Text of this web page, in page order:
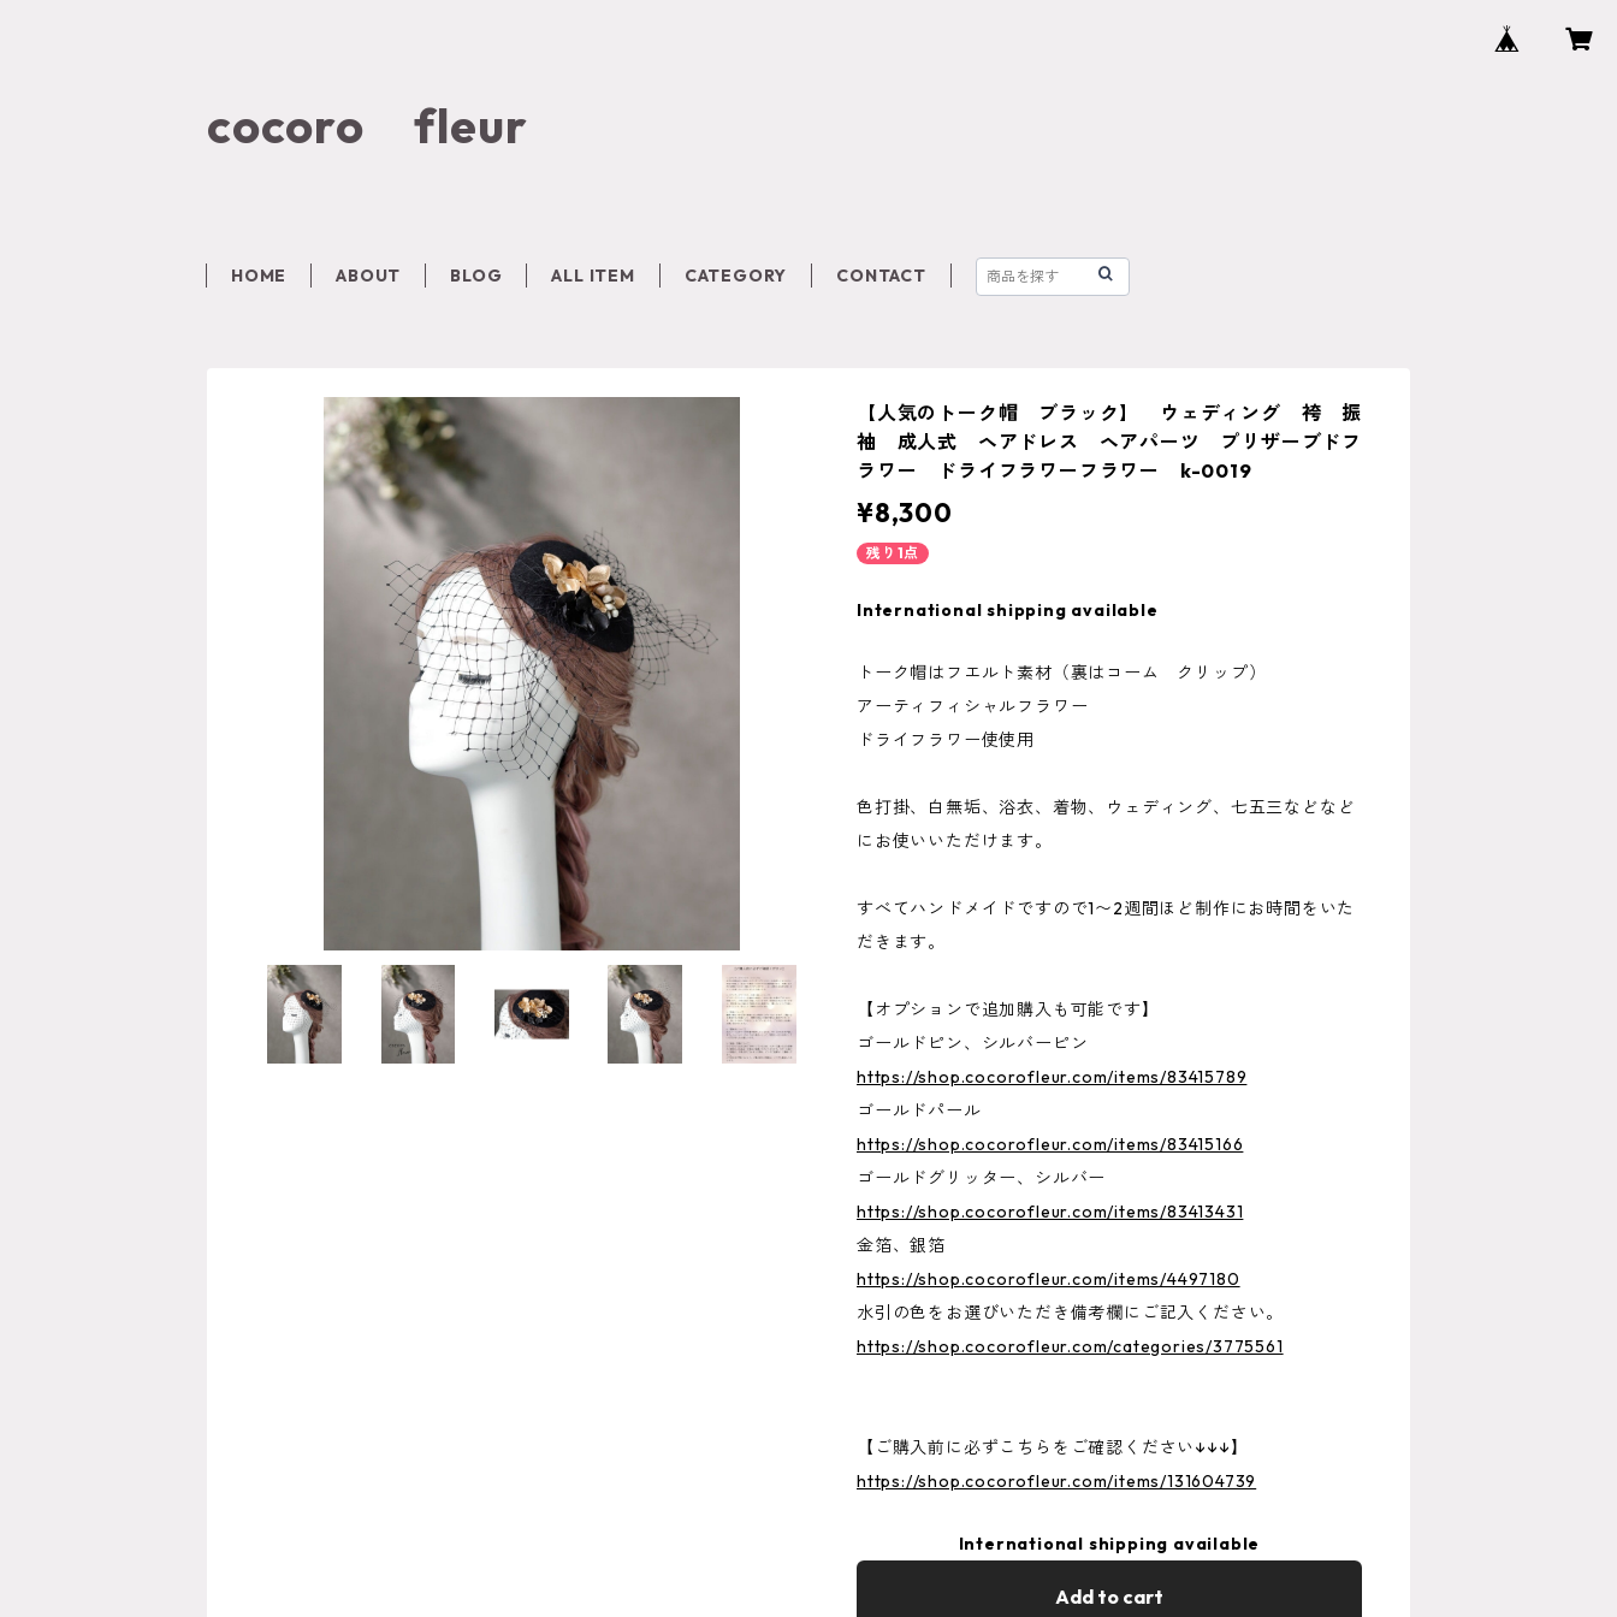
cocoro fleur
HOME ABOUT BLOG ALL ITEM CATEGORY CONTACT
【人気のトーク帽 ブラック】 ウェディング 袴 振
袖 成人式 ヘアドレス ヘアパーツ プリザーブドフ
ラワー ドライフラワーフラワー k-0019
¥8,300
残り1点
International shipping available
トーク帽はフエルト素材（裏はコーム クリップ）
アーティフィシャルフラワー
ドライフラワー使使用
色打掛、白無垢、浴衣、着物、ウェディング、七五三などなど
にお使いいただけます。
すべてハンドメイドですので1〜2週間ほど制作にお時間をいた
だきます。
【オプションで追加購入も可能です】
ゴールドピン、シルバーピン
https://shop.cocorofleur.com/items/83415789
ゴールドパール
https://shop.cocorofleur.com/items/83415166
ゴールドグリッター、シルバー
https://shop.cocorofleur.com/items/83413431
金箔、銀箔
https://shop.cocorofleur.com/items/4497180
水引の色をお選びいただき備考欄にご記入ください。
https://shop.cocorofleur.com/categories/3775561
【ご購入前に必ずこちらをご確認ください↓↓↓】
https://shop.cocorofleur.com/items/131604739
International shipping available
Add to cart